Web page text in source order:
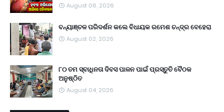
August 06, 2026
ବନ୍ୟାଞ୍ଚଳ ପରିଦର୍ଶନ କଲେ ବିଧାୟକ ରମେଶ ଚନ୍ଦ୍ର ବେହେରା
August 02, 2026
୮୦ ତମ ସ୍ବାଧିନତା ଦିବସ ପାଳନ ପାଇଁ ପ୍ରସ୍ତୁତି ବୈଠକ
ଅନୁଷ୍ଠିତ
August 04, 2026